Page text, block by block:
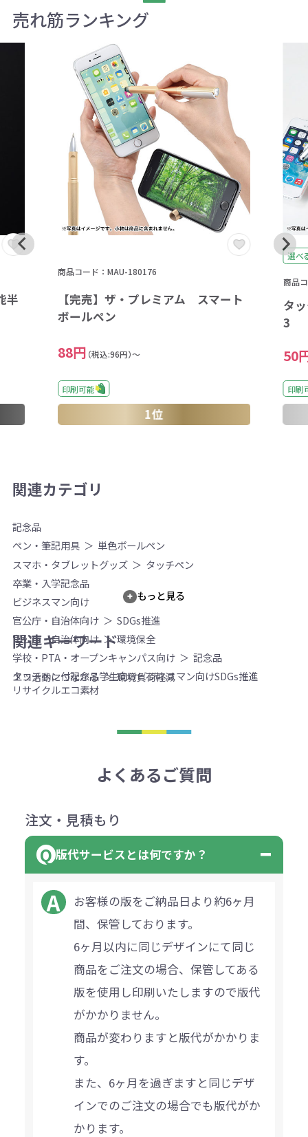
売れ筋ランキング
半
商品コード：MAU-180176
【完売】ザ・プレミアム スマート
ボールペン
88円 （税込:96円）～
印刷可能
1位
選べ
商品
タ
3
50
印刷
関連カテゴリ
記念品
ペン・筆記用具
単色ボールペン
スマホ・タブレットグッズ
タッチペン
卒業・入学記念品
ビジネスマン向け
官公庁・自治体向け
SDGs推進
官公庁・自治体向け
環境保全
学校・PTA・オープンキャンパス向け
記念品
エコ活動につながる
環境負荷軽減
もっと見る
関連キーワード
タッチペン付記念品学生向けビジネスマン向けSDGs推進
リサイクルエコ素材
よくあるご質問
注文・見積もり
版代サービスとは何ですか？
お客様の版をご納品日より約6ヶ月
間、保管しております。
6ヶ月以内に同じデザインにて同じ
商品をご注文の場合、保管してある
版を使用し印刷いたしますので版代
がかかりません。
商品が変わりますと版代がかかりま
す。
また、6ヶ月を過ぎますと同じデザ
インでのご注文の場合でも版代がか
かります。